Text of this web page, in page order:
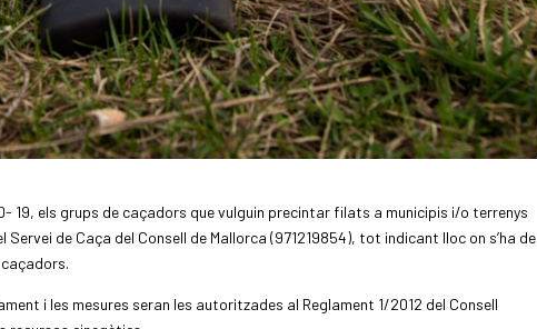
19, els grups de caçadors que vulguin precintar filats a municipis i/o terrenys
de Caça del Consell de Mallorca (971219854), tot indicant lloc on s’ha de
i les mesures seran les autoritzades al Reglament 1/2012 del Consell